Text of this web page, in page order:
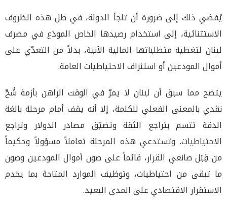
يُفضي ذلك إلى ضرورة أن تلجأ الدولة، في ظل هذه الظروف
الاستثنائية، إلى استخدام رصيدها الخاص المودَع في مصرف
لبنان لتغطية متطلباتها المالية الآنية، بدلاً من التعدّي على
أموال المودعين أو استنزاف الاحتياطيات العامة.
يتضح مما سبق أن لبنان لا يمرّ في الوقت الراهن بأزمة شُحّ
نقدي بالمعنى الفعلي للكلمة، إلا أنه يقف أمام مرحلة بالغة
الدقة تتسم بتراجع الثقة وتضيّق مصادر الدولار وتراجع
الاحتياطيات. وتستدعي هذه المرحلة تعاملاً مسؤولاً وحكيماً
من قِبَل صانعي القرار، قائماً على صون أموال المودعين وصون
ما تبقى من احتياطيات، وتوظيف الموارد المتاحة بما يخدم
الاستقرار الاقتصادي على المدى البعيد.